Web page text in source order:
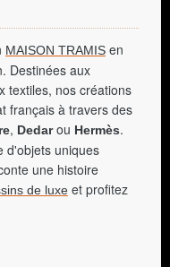
MAISON TRAMIS en
Destinées aux
textiles, nos créations
français à travers des
, Dedarou Hermès.
d'objets uniques
une histoire
de luxe et profitez